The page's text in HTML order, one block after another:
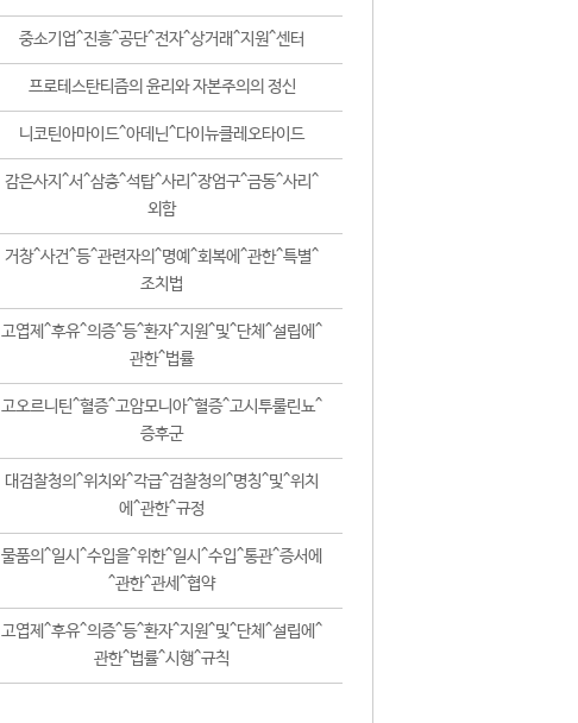
중소기업^진흥^공단^전자^상거래^지원^센터
프로테스탄티즘의 윤리와 자본주의의 정신
니코틴아마이드^아데닌^다이뉴클레오타이드
감은사지^서^삼층^석탑^사리^장엄구^금동^사리^
외함
거창^사건^등^관련자의^명예^회복에^관한^특별^
조치법
고엽제^후유^의증^등^환자^지원^및^단체^설립에^
관한^법률
고오르니틴^혈증^고암모니아^혈증^고시투룰린뇨^
증후군
대검찰청의^위치와^각급^검찰청의^명칭^및^위치
에^관한^규정
물품의^일시^수입을^위한^일시^수입^통관^증서에
^관한^관세^협약
고엽제^후유^의증^등^환자^지원^및^단체^설립에^
관한^법률^시행^규칙